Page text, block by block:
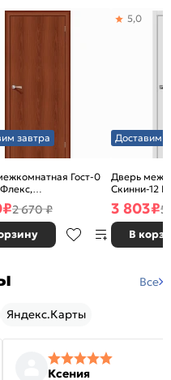
завтра
Гост-0
Л-11
глухая, каркасно-
₽2 670 ₽
Доставим
Дверь
Скинни-12
глухая,
5,0
3 803₽5
В
Все
Яндекс.Карты
Ксения